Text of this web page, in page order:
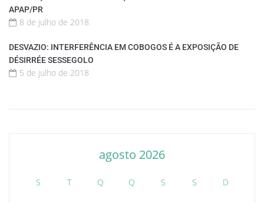
APAP/PR
8 de julho de 2018
DESVAZIO: INTERFERÊNCIA EM COBOGOS É A EXPOSIÇÃO DE
DÉSIRRÉE SESSEGOLO
5 de julho de 2018
agosto 2026
S T Q Q S S D